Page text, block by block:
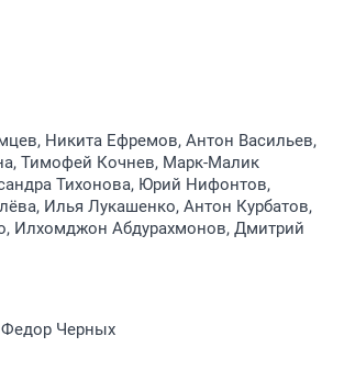
Никита Ефремов, Антон Васильев,
Тимофей Кочнев, Марк-Малик
Тихонова, Юрий Нифонтов,
Илья Лукашенко, Антон Курбатов,
Илхомджон Абдурахмонов, Дмитрий
Федор Черных